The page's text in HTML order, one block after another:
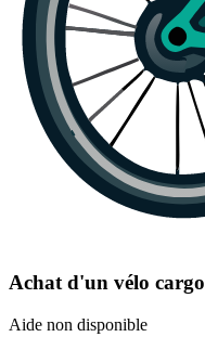
Achat d'un vélo cargo
Aide non disponible